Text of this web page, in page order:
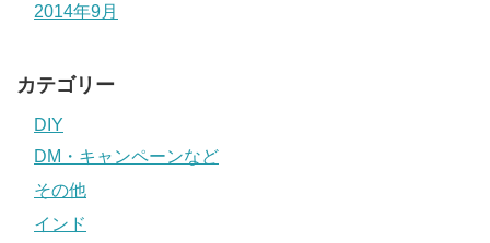
2014年9月
カテゴリー
DIY
DM・キャンペーンなど
その他
インド